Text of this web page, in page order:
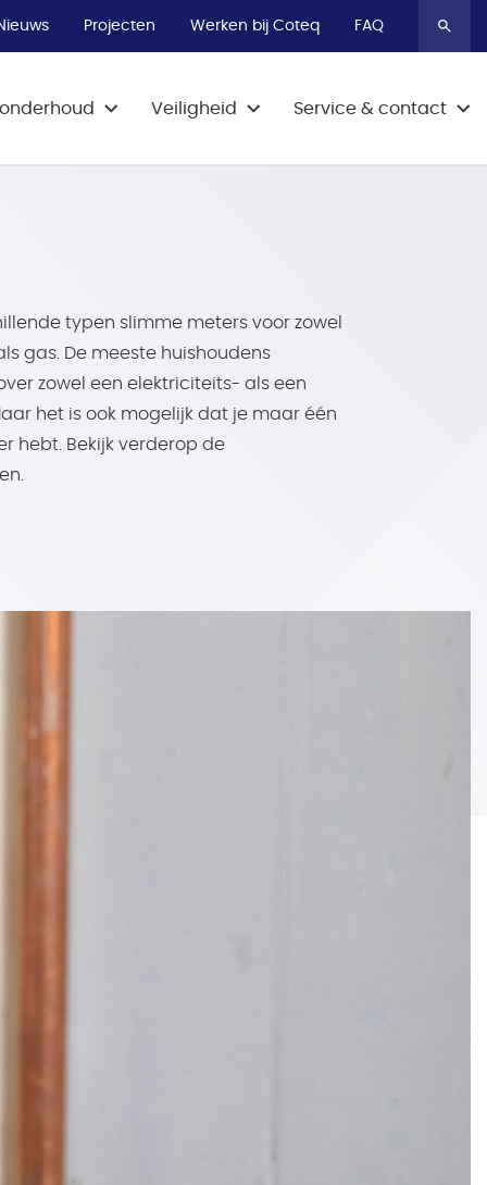
Projecten Werken bij Coteq FAQ
0800-9009
Veiligheid
Bel 0800-9009
Service & contact
Bel 0800-9009
typen slimme meters voor zowel
gas. De meeste huishoudens
zowel een elektriciteits- als een
het is ook mogelijk dat je maar één
hebt. Bekijk verderop de